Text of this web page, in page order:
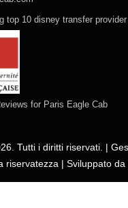
Tutti i diritti riservati. |
riservatezza | Sviluppato da